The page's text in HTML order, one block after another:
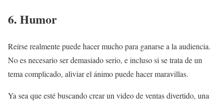
6. Humor
Reírse realmente puede hacer mucho para ganarse a la audiencia.
No es necesario ser demasiado serio, e incluso si se trata de un
tema complicado, aliviar el ánimo puede hacer maravillas.
Ya sea que esté buscando crear un video de ventas divertido, una